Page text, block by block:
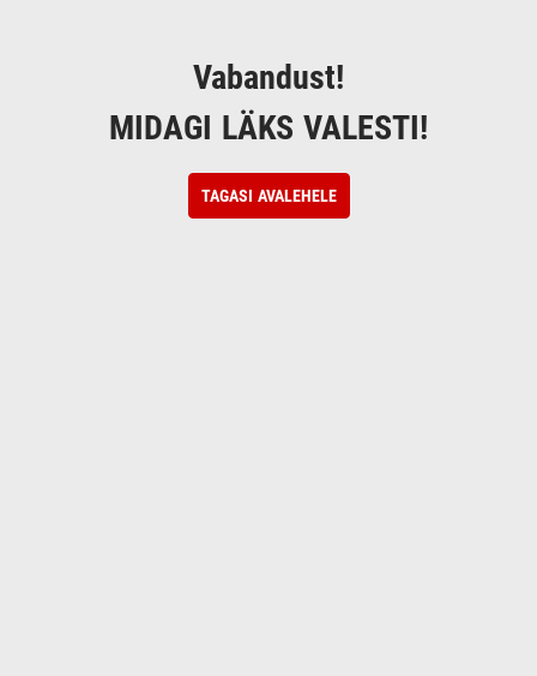
Vabandust!
MIDAGI LÄKS VALESTI!
TAGASI AVALEHELE